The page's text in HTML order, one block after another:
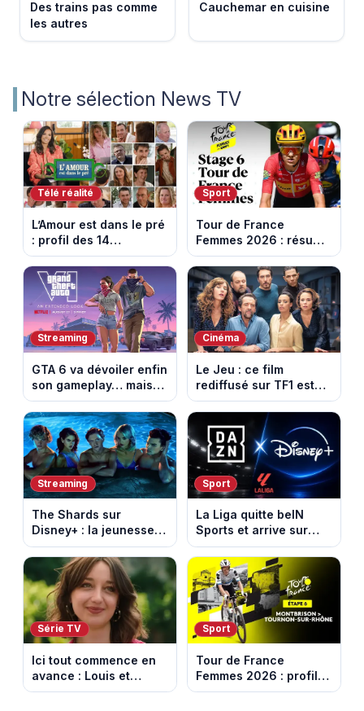
Des trains pas comme
les autres
Cauchemar en cuisine
Notre sélection News TV
Télé réalité
L’Amour est dans le pré
: profil des 14
agriculteurs, speed
dating inédit et de
nouvelles histoires
d’amour
Sport
Tour de France
Femmes 2026 : résumé
vidéo de la 6e étape
entre Montbrison et
Tournon-sur-Rhône
Streaming
GTA 6 va dévoiler enfin
son gameplay… mais
d’abord sur Netflix
Cinéma
Le Jeu : ce film
rediffusé sur TF1 est
adapté d’un succès
italien devenu un
phénomène mondial
Streaming
The Shards sur
Disney+ : la jeunesse
dorée de Los Angeles
face à un tueur dans
les années 80
Sport
La Liga quitte beIN
Sports et arrive sur
DAZN et Disney+ en
France
Série TV
Ici tout commence en
avance : Louis et
Jasmine enfin en
Sport
Tour de France
Femmes 2026 : profil
et horaires de la 6e